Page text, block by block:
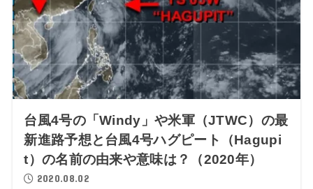
台風4号の「Windy」や米軍（JTWC）の最
新進路予想と台風4号ハグピート（Hagupi
t）の名前の由来や意味は？（2020年）
2020.08.02